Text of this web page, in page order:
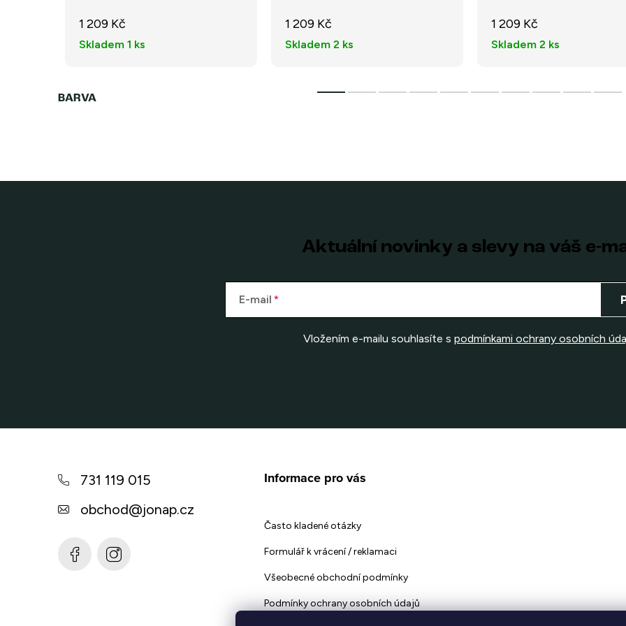
1 209 Kč
Skladem 1 ks
1 209 Kč
Skladem 2 ks
1 209 Kč
Skladem 2 ks
Aktuální novinky a slevy na váš e-
E-mail
Vložením e-mailu souhlasíte s podmínkami ochrany osobních
731 119 015
obchod@jonap.cz
Informace pro vás
Často kladené otázky
Formulář k vrácení / reklamaci
Všeobecné obchodní podmínky
Podmínky ochrany osobních údajů